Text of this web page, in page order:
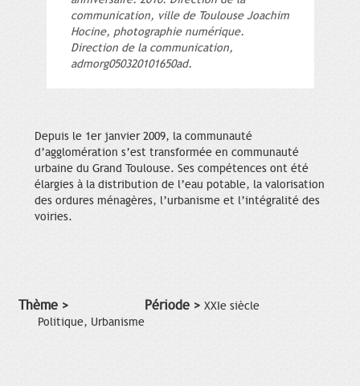
communication, ville de Toulouse Joachim
Hocine, photographie numérique.
Direction de la communication,
admorg050320101650ad.
Depuis le 1er janvier 2009, la communauté
d’agglomération s’est transformée en communauté
urbaine du Grand Toulouse. Ses compétences ont été
élargies à la distribution de l’eau potable, la valorisation
des ordures ménagères, l’urbanisme et l’intégralité des
voiries.
Thème >
Politique, Urbanisme
Période > XXIe siècle